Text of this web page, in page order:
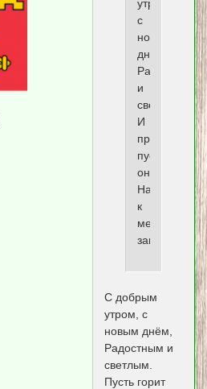
утром,
с
новым
днём,
Радостным
и
светлым.
И
приблизит,
пускай
он
Нас
к
мечтам
заветным!
С добрым
утром, с
новым днём,
Радостным и
светлым.
Пусть горит